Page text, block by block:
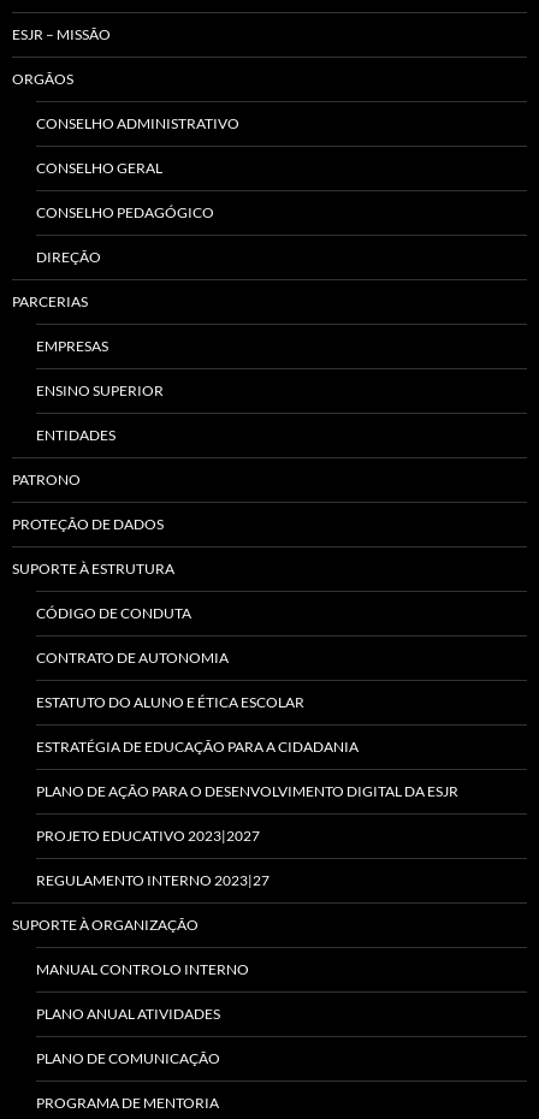
ESJR – MISSÃO
ORGÃOS
CONSELHO ADMINISTRATIVO
CONSELHO GERAL
CONSELHO PEDAGÓGICO
DIREÇÃO
PARCERIAS
EMPRESAS
ENSINO SUPERIOR
ENTIDADES
PATRONO
PROTEÇÃO DE DADOS
SUPORTE À ESTRUTURA
CÓDIGO DE CONDUTA
CONTRATO DE AUTONOMIA
ESTATUTO DO ALUNO E ÉTICA ESCOLAR
ESTRATÉGIA DE EDUCAÇÃO PARA A CIDADANIA
PLANO DE AÇÃO PARA O DESENVOLVIMENTO DIGITAL DA ESJR
PROJETO EDUCATIVO 2023|2027
REGULAMENTO INTERNO 2023|27
SUPORTE À ORGANIZAÇÃO
MANUAL CONTROLO INTERNO
PLANO ANUAL ATIVIDADES
PLANO DE COMUNICAÇÃO
PROGRAMA DE MENTORIA